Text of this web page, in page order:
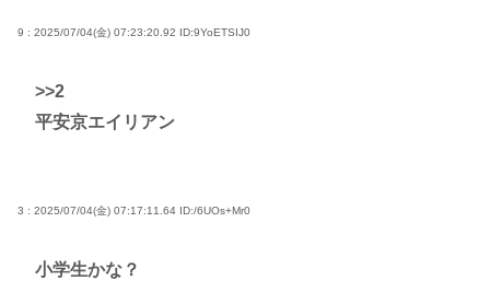
9 : 2025/07/04(金) 07:23:20.92 ID:9YoETSIJ0
>>2
平安京エイリアン
3 : 2025/07/04(金) 07:17:11.64 ID:/6UOs+Mr0
小学生かな？